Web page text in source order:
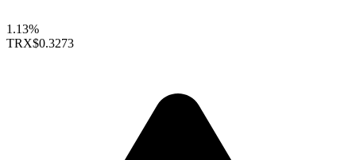
1.13%
TRX$0.3273